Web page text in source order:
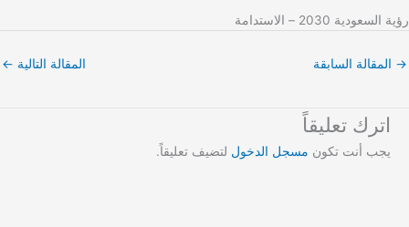
رؤية السعودية 2030 – الاستدامة
→ المقالة السابقة المقالة التالية ←
اترك تعليقاً
يجب أنت تكون مسجل الدخول لتضيف تعليقاً.